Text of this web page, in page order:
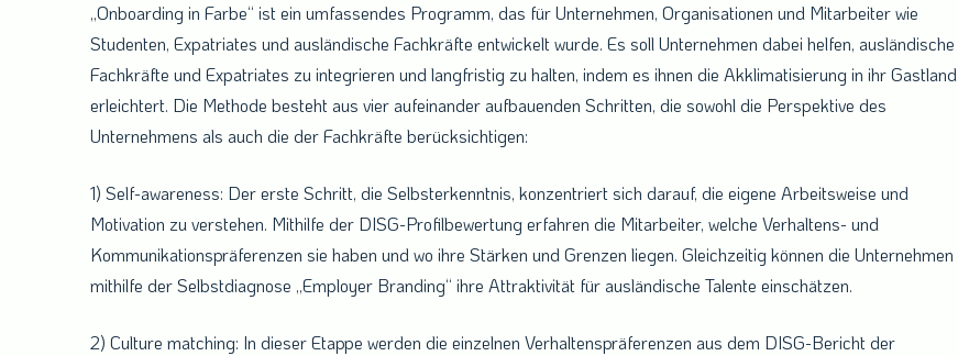
„Onboarding in Farbe“ ist ein umfassendes Programm, das für Unternehmen, Organisationen und Mitarbeiter wie
Studenten, Expatriates und ausländische Fachkräfte entwickelt wurde. Es soll Unternehmen dabei helfen, ausländische
Fachkräfte und Expatriates zu integrieren und langfristig zu halten, indem es ihnen die Akklimatisierung in ihr Gastland
erleichtert. Die Methode besteht aus vier aufeinander aufbauenden Schritten, die sowohl die Perspektive des
Unternehmens als auch die der Fachkräfte berücksichtigen:
1) Self-awareness: Der erste Schritt, die Selbsterkenntnis, konzentriert sich darauf, die eigene Arbeitsweise und
Motivation zu verstehen. Mithilfe der DISG-Profilbewertung erfahren die Mitarbeiter, welche Verhaltens- und
Kommunikationspräferenzen sie haben und wo ihre Stärken und Grenzen liegen. Gleichzeitig können die Unternehmen
mithilfe der Selbstdiagnose „Employer Branding“ ihre Attraktivität für ausländische Talente einschätzen.
2) Culture matching: In dieser Etappe werden die einzelnen Verhaltenspräferenzen aus dem DISG-Bericht der